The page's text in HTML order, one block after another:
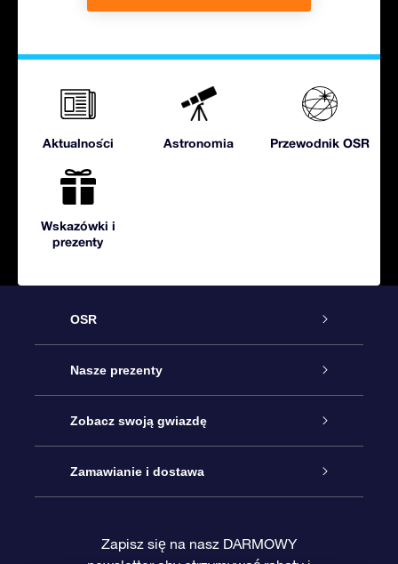
Aktualności Astronomia Przewodnik OSR
Wskazówki i
prezenty
OSR
Obsługa
Kontakt
Blog
Nasze prezenty
Podarunek Gwiazda Online
Pakiet Podarunkowy OSR
Zobacz swoją gwiazdę
Rejestr Gwiazd
Zamawianie i dostawa
Zapisz się na nasz DARMOWY